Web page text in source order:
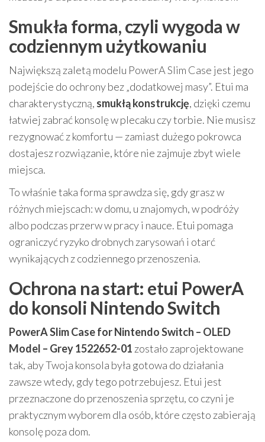
Smukła forma, czyli wygoda w
codziennym użytkowaniu
Największą zaletą modelu PowerA Slim Case jest jego
podejście do ochrony bez „dodatkowej masy”. Etui ma
charakterystyczną, smukłą konstrukcję, dzięki czemu
łatwiej zabrać konsolę w plecaku czy torbie. Nie musisz
rezygnować z komfortu — zamiast dużego pokrowca
dostajesz rozwiązanie, które nie zajmuje zbyt wiele
miejsca.
To właśnie taka forma sprawdza się, gdy grasz w
różnych miejscach: w domu, u znajomych, w podróży
albo podczas przerw w pracy i nauce. Etui pomaga
ograniczyć ryzyko drobnych zarysowań i otarć
wynikających z codziennego przenoszenia.
Ochrona na start: etui PowerA
do konsoli Nintendo Switch
PowerA Slim Case for Nintendo Switch – OLED
Model – Grey 1522652-01zostało zaprojektowane
tak, aby Twoja konsola była gotowa do działania
zawsze wtedy, gdy tego potrzebujesz. Etui jest
przeznaczone do przenoszenia sprzętu, co czyni je
praktycznym wyborem dla osób, które często zabierają
konsolę poza dom.